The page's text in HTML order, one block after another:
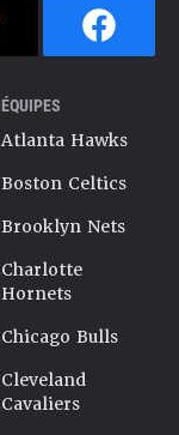
ÉQUIPES
Atlanta Hawks
Boston Celtics
Brooklyn Nets
Charlotte
Hornets
Chicago Bulls
Cleveland
Cavaliers